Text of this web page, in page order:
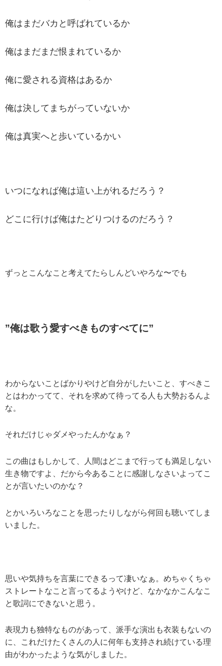
俺はまだバカと呼ばれているか
俺はまだまだ恨まれているか
俺に愛される資格はあるか
俺は決してまちがっていないか
俺は真実へと歩いているかい
いつになれば俺は這い上がれるだろう？
どこに行けば俺はたどりつけるのだろう？
ずっとこんなこと考えてたらしんどいやろな〜でも
”俺は歌う愛すべきものすべてに”
わからないことばかりやけど自分がしたいこと、すべきこ
とはわかってて、それを求めて待ってる人も大勢おるんよ
な。
それだけじゃダメやったんかなぁ？
この曲はもしかして、人間はどこまで行っても満足しない
生き物ですよ、だから今あることに感謝しなさいよってこ
とが言いたいのかな？
とかいろいろなことを思ったりしながら何回も聴いてしま
いました。
思いや気持ちを言葉にできるって凄いなぁ。めちゃくちゃ
ストレートなこと言ってるようやけど、なかなかこんなこ
と歌詞にできないと思う。
表現力も独特なものがあって、派手な演出も衣装もないの
に、これだけたくさんの人に何年も支持され続けている理
由がわかったような気がしました。